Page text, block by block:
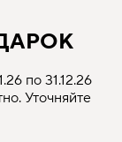
по 31.12.26
Уточняйте